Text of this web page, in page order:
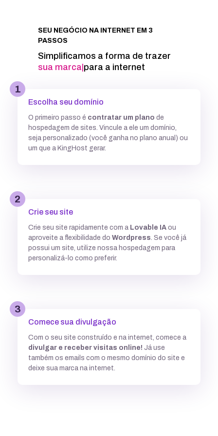
Informações técnicas
Banco de dados MySQL ilimitados
7,7GB 12,5 GB
Múltiplas versões do PHP
Múltiplas versões do ASP
Integração com ferramentas Git
Subdomínios ilimitados
SEU NEGÓCIO NA INTERNET EM 3
PASSOS
Simplificamos a forma de trazer
sua marc|para a internet
1
Escolha seu domínio
O primeiro passo é contratar um plano de
hospedagem de sites. Vincule a ele um domínio,
seja personalizado (você ganha no plano anual) ou
um que a KingHost gerar.
2
Crie seu site
Crie seu site rapidamente com a Lovable IA ou
aproveite a flexibilidade do Wordpress . Se você já
possui um site, utilize nossa hospedagem para
personalizá-lo como preferir.
3
Comece sua divulgação
Com o seu site construído e na internet, comece a
divulgar e receber visitas online! Já use
também os emails com o mesmo domínio do site e
deixe sua marca na internet.